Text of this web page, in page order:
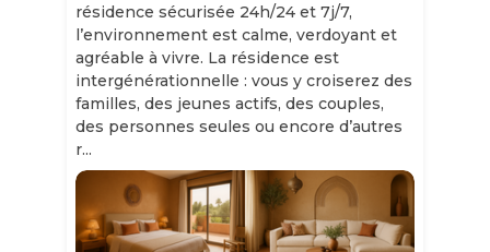
résidence sécurisée 24h/24 et 7j/7,
l’environnement est calme, verdoyant et
agréable à vivre. La résidence est
intergénérationnelle : vous y croiserez des
familles, des jeunes actifs, des couples,
des personnes seules ou encore d’autres
r...
Slide 1 of 11